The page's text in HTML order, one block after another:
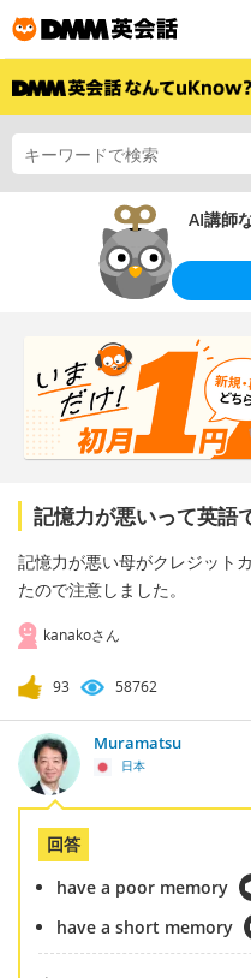
AI講師
記憶力が悪いって英語
記憶力が悪い母がクレジット
たので注意しました。
kanakoさん
93 58762
Muramatsu
日本
回答
have a poor memory
have a short memory